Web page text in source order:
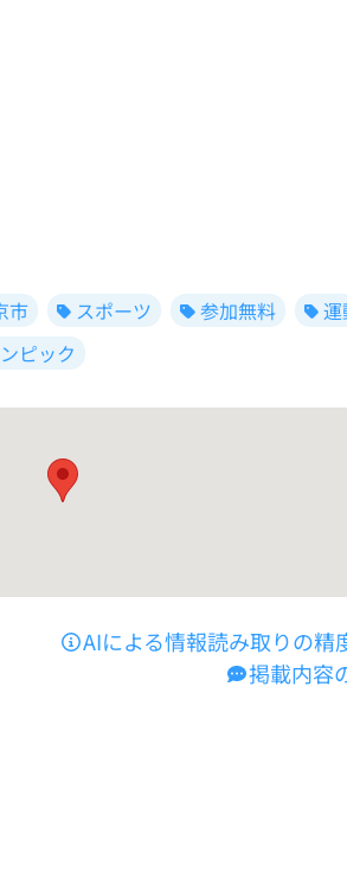
市 スポーツ 参加無料
ピック
AIによる情報読み取りの精
掲載内容